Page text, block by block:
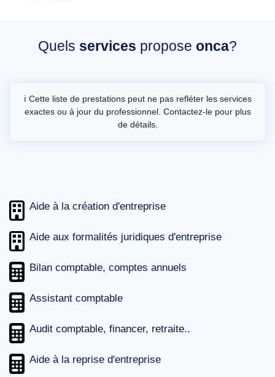
Quels services propose onca?
ℹ️ Cette liste de prestations peut ne pas refléter les services
exactes ou à jour du professionnel. Contactez-le pour plus
de détails.
Aide à la création d'entreprise
Aide aux formalités juridiques d'entreprise
Bilan comptable, comptes annuels
Assistant comptable
Audit comptable, financer, retraite..
Aide à la reprise d'entreprise